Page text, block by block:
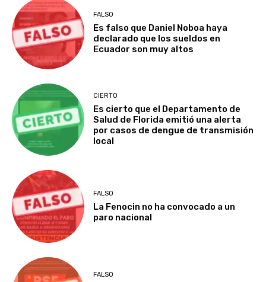
FALSO
Es falso que Daniel Noboa haya
declarado que los sueldos en
Ecuador son muy altos
CIERTO
Es cierto que el Departamento de
Salud de Florida emitió una alerta
por casos de dengue de transmisión
local
FALSO
La Fenocin no ha convocado a un
paro nacional
FALSO